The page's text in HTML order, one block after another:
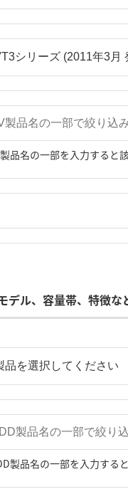
品名の一部を入力すると
デル、容量帯、特徴な
製品名の一部を入力する